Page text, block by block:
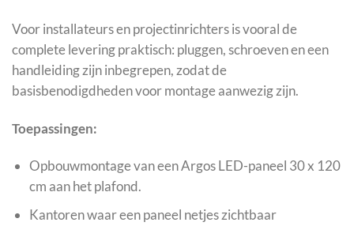
Voor installateurs en projectinrichters is vooral de
complete levering praktisch: pluggen, schroeven en een
handleiding zijn inbegrepen, zodat de
basisbenodigdheden voor montage aanwezig zijn.
Toepassingen:
Opbouwmontage van een Argos LED-paneel 30 x 120
cm aan het plafond.
Kantoren waar een paneel netjes zichtbaar